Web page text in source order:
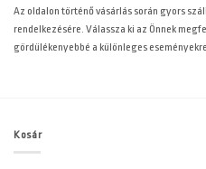
Az oldalon történő vásárlás során gyors
rendelkezésére. Válassza ki az Önnek
gördülékenyebbé a különleges
Kosár